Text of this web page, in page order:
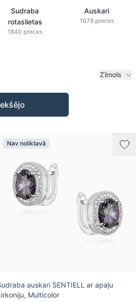
Sudraba
rotaslietas
1840 preces
Auskari
1078 preces
Zīmols
Nav noliktavā
auskari SENTIELL ar apaļu
Multicolor